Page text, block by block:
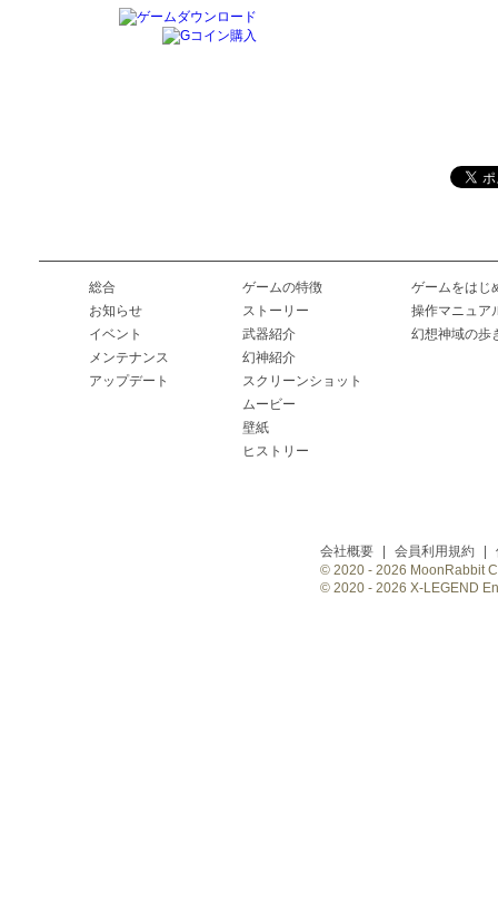
総合
お知らせ
イベント
メンテナンス
アップデート
ゲームの特徴
ストーリー
武器紹介
幻神紹介
スクリーンショット
ムービー
壁紙
ヒストリー
ゲームをはじ
操作マニュア
幻想神域の歩
会社概要 会員利用規約
© 2020 - 2026 MoonRabbit
© 2020 - 2026 X-LEGEND